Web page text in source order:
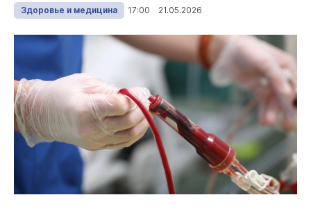
Здоровье и медицина 17:00 21.05.2026